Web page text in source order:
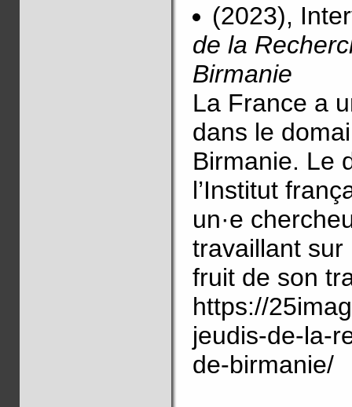
(2023),
de la
Birmanie
La France a
dans le
Birmanie. Le
l’Institut
un·e
travaillant
fruit de son
https://
jeudis-de-la-
de-birmanie/